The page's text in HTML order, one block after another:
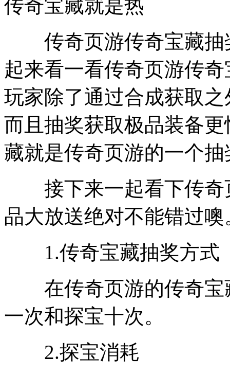
传奇宝藏就是热
传奇页游传奇宝藏抽
起来看一看传奇页游传
玩家除了通过合成获取
而且抽奖获取极品装备
藏就是传奇页游的一个
接下来一起看下传奇
品大放送绝对不能错过噢
1.传奇宝藏抽奖方式
在传奇页游的传奇宝
一次和探宝十次。
2.探宝消耗